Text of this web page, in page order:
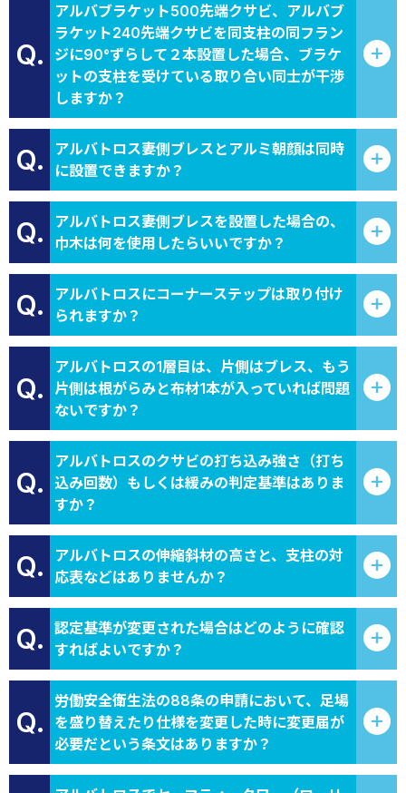
Q.
アルバブラケット500先端クサビ、アルバブ
ラケット240先端クサビを同支柱の同フラン
ジに90°ずらして２本設置した場合、ブラケ
ットの支柱を受けている取り合い同士が干渉
しますか？
Q.
アルバトロス妻側ブレスとアルミ朝顔は同時
に設置できますか？
Q.
アルバトロス妻側ブレスを設置した場合の、
巾木は何を使用したらいいですか？
Q.
アルバトロスにコーナーステップは取り付け
られますか？
Q.
アルバトロスの1層目は、片側はブレス、もう
片側は根がらみと布材1本が入っていれば問題
ないですか？
Q.
アルバトロスのクサビの打ち込み強さ（打ち
込み回数）もしくは緩みの判定基準はありま
すか？
Q.
アルバトロスの伸縮斜材の高さと、支柱の対
応表などはありませんか？
Q.
認定基準が変更された場合はどのように確認
すればよいですか？
Q.
労働安全衛生法の88条の申請において、足場
を盛り替えたり仕様を変更した時に変更届が
必要だという条文はありますか？